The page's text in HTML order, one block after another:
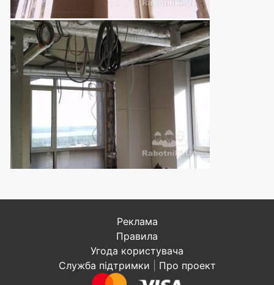
Реклама
Правила
Угода користувача
Служба підтримки
Про проект